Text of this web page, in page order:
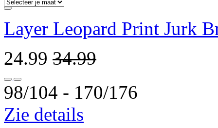
Layer Leopard Print Jurk
24.99 34.99
98/104 ‐ 170/176
Zie details